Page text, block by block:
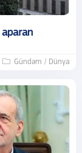
Gündəm / Dünya